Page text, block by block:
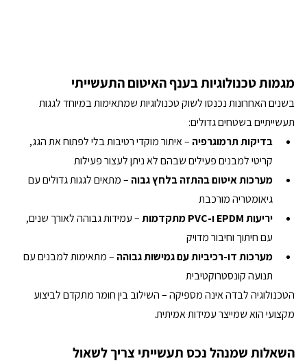
מגמות טכנולוגיות בענף האיטום התעשייתי
בשנים האחרונות נכנסו לשוק טכנולוגיות שמתאימות במיוחד לגגות
תעשייתיים בשטחים גדולים:
בדיקות תרמוגרפיה – איתור מוקדי רטיבות בלי לפתוח את הגג,
קריטי למבנים פעילים שבהם לא ניתן לעצור פעילות
מערכות איטום בהתזה בלחץ גבוה – מתאים לגגות גדולים עם
גיאומטריה מורכבת
יריעות EPDM ו-PVC מתקדמות
– עמידות גבוהה לאורך שנים,
עם חיתוך וחיבור מדויק
מערכות דו-רכיביות עם גמישות גבוהה – מתאימות למבנים עם
תנועה קונסטרוקטיבית
הטכנולוגיה לבדה אינה מספיקה – השילוב בין חומר מתקדם לביצוע
מקצועי הוא שמייצר עמידות אמיתית.
השאלות שמנהל נכס תעשייתי צריך לשאול